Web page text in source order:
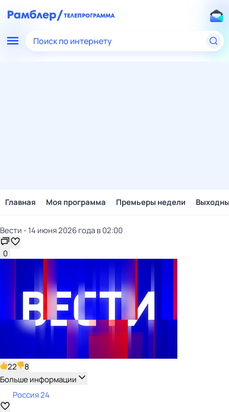
Поиск по интернету
Главная Моя программа Премьеры недели
Вести - 14 июня 2026 года в 02:00
0
22
8
Больше информации
Россия 24